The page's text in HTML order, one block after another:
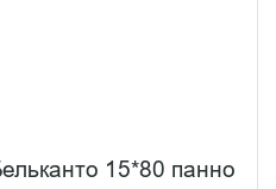
15*80 панно